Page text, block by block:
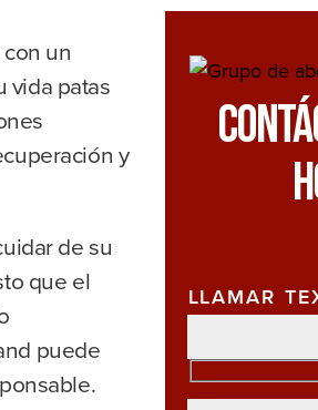
un
vida patas
y
de su
que el
puede
LLAMAR